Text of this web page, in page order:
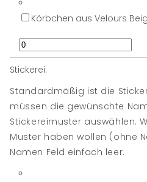
Körbchen aus Velours
Stickerei:
Standardmäßig ist die
müssen die gewünschte
Stickereimuster auswählen.
Muster haben wollen (ohne
Namen Feld einfach leer.